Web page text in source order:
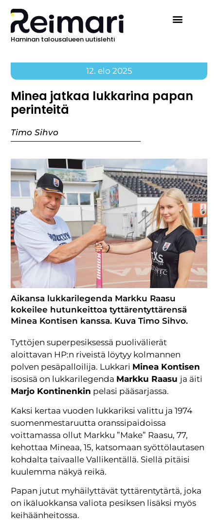
Haminan talousalueen uutislehti
12. elo 2025
Minea jatkaa lukkarina papan
perinteitä
Timo Sihvo
Aikansa lukkarilegenda Markku Raasu
kokeilee hutunkeittoa tyttärentyttärensä
Minea Kontisen kanssa. Kuva Timo Sihvo.
Tyttöjen superpesiksessä puolivälierät
aloittavan HP:n riveistä löytyy kolmannen
polven pesäpalloilija. Lukkari Minea Kontisen
isosisä on lukkarilegenda Markku Raasu ja äiti
Marjo Kontinenkin pelasi pääsarjassa.
Kaksi kertaa vuoden lukkariksi valittu ja 1974
suomenmestaruutta oranssipaidoissa
voittamassa ollut Markku ”Make” Raasu, 77,
kehottaa Mineaa, 15, katsomaan syöttölautasen
kohdalta taivaalle Vallikentällä. Siellä pitäisi
kuulemma näkyä reikä.
Papan jutut myhäilyttävät tyttärentytärtä, joka
on ikäluokkansa valiota pesiksen lisäksi myös
keihäänheitossa.